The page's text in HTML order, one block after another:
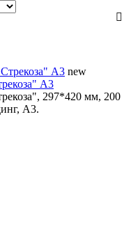
new
А3
297*420 мм, 200
А3.